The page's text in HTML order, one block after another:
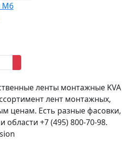
M6
ленты монтажные KVA
лент монтажных,
ценам. Есть разные фасовки,
области +7 (495) 800-70-98.